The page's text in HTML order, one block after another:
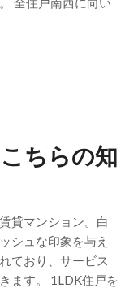
ちらの知
貸マンション。白
シュな印象を与え
ており、サービス
ます。 1LDK住戸を